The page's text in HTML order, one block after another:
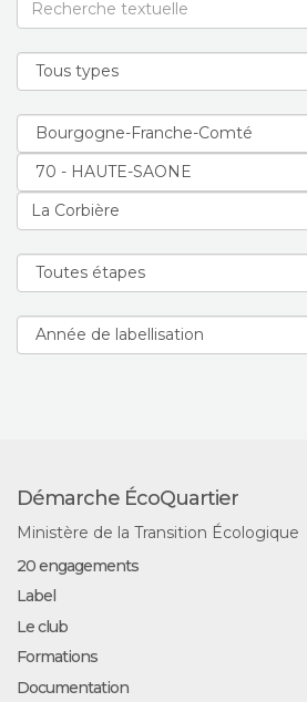
Démarche ÉcoQuartier
Ministère de la Transition Écologique
20 engagements
Label
Le club
Formations
Documentation